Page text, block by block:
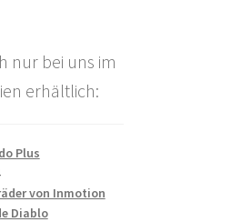
nur bei uns im
erhältlich:
Plus
von Inmotion
Diablo